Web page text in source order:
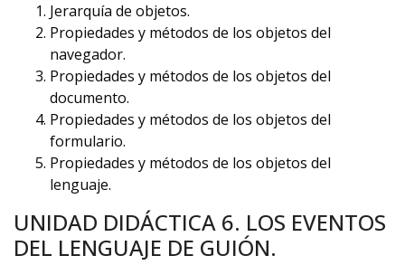
Jerarquía de objetos.
Propiedades y métodos de los objetos del
navegador.
Propiedades y métodos de los objetos del
documento.
Propiedades y métodos de los objetos del
formulario.
Propiedades y métodos de los objetos del
lenguaje.
UNIDAD DIDÁCTICA 6. LOS EVENTOS
DEL LENGUAJE DE GUIÓN.